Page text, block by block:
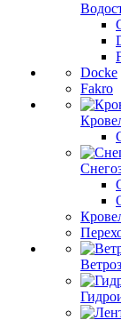
Docke
Fakro